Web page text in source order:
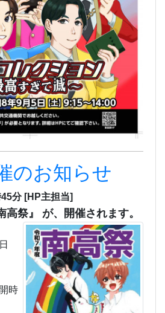
のお知らせ
分 [HP主担当]
祭』 が、開催されます。
時